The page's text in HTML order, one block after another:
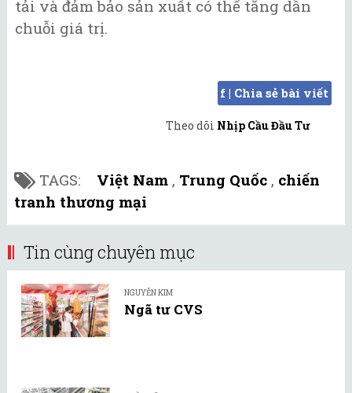
tải và đảm bảo sản xuất có thể tăng dần
chuỗi giá trị.
f | Chia sẻ bài viết
Theo dõi Nhịp Cầu Đầu Tư
TAGS: Việt Nam , Trung Quốc , chiến
tranh thương mại
Tin cùng chuyên mục
NGUYỄN KIM
Ngã tư CVS